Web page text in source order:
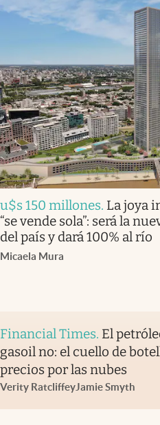
u$s 150 millones. La joya
“se vende sola”: será la
del país y dará 100% al río
Micaela Mura
Financial Times. El
gasoil no: el cuello de
precios por las nubes
Verity RatcliffeyJamie Smyth